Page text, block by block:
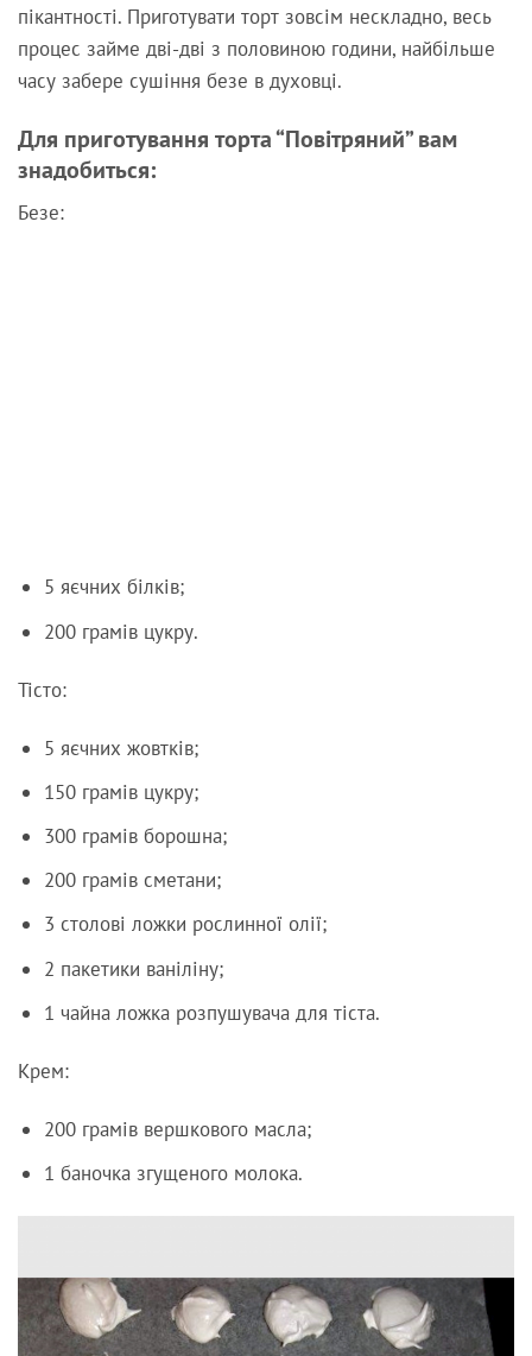
пікантності. Приготувати торт зовсім нескладно, весь
процес займе дві-дві з половиною години, найбільше
часу забере сушіння безе в духовці.
Для приготування торта “Повітряний” вам
знадобиться:
Безе:
5 яєчних білків;
200 грамів цукру.
Тісто:
5 яєчних жовтків;
150 грамів цукру;
300 грамів борошна;
200 грамів сметани;
3 столові ложки рослинної олії;
2 пакетики ваніліну;
1 чайна ложка розпушувача для тіста.
Крем:
200 грамів вершкового масла;
1 баночка згущеного молока.